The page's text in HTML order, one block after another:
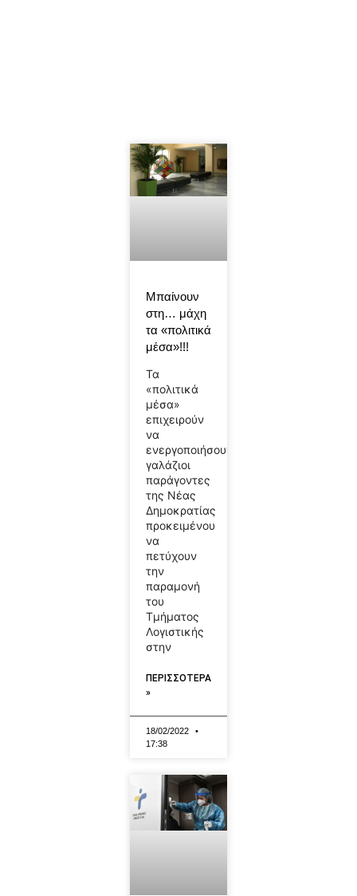
Μπαίνουν
στη… μάχη
τα «πολιτικά
μέσα»!!!
Τα
«πολιτικά
μέσα»
επιχειρούν
να
ενεργοποιήσουν
γαλάζιοι
παράγοντες
της Νέας
Δημοκρατίας
προκειμένου
να
πετύχουν
την
παραμονή
του
Τμήματος
Λογιστικής
στην
ΠΕΡΙΣΣΟΤΕΡΑ
»
18/02/2022
17:38